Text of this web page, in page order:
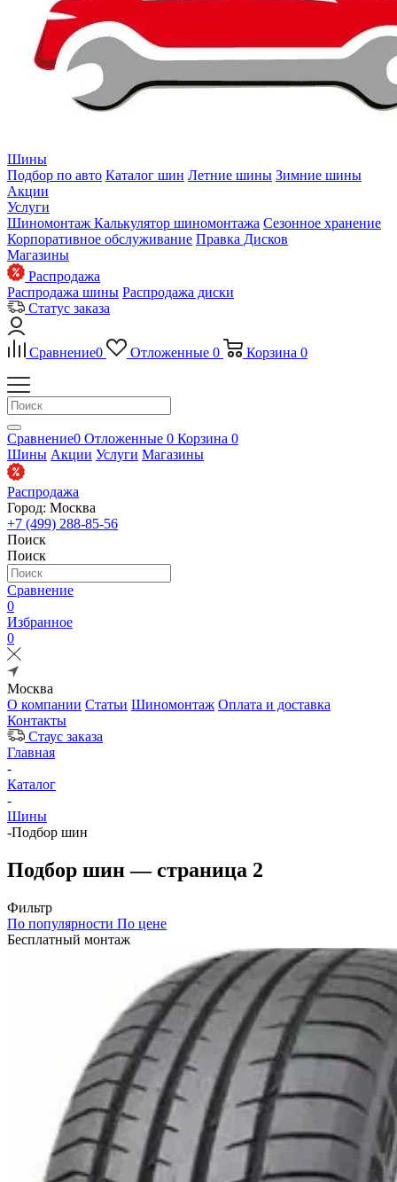
Шины
Подбор по авто Каталог шин Летние шины Зимние шины
Акции
Услуги
Шиномонтаж Калькулятор шиномонтажа Сезонное хранение
Корпоративное обслуживание Правка Дисков
Магазины
Распродажа
Распродажа шины Распродажа диски
Статус заказа
Сравнение0 Отложенные 0 Корзина 0
Сравнение0 Отложенные 0 Корзина 0
Шины Акции Услуги Магазины
Распродажа
Город: Москва
+7 (499) 288-85-56
Поиск
Поиск
Сравнение
0
Избранное
0
Москва
О компании Статьи Шиномонтаж Оплата и доставка
Контакты
Стаус заказа
Главная
-
Каталог
-
Шины
-Подбор шин
Подбор шин — страница 2
Фильтр
По популярности По цене
Бесплатный монтаж